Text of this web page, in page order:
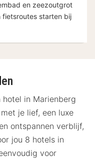
en zeezoutgrot
fietsroutes starten bij
in Marienberg
je lief, een luxe
ontspannen verblijf,
jou 8 hotels in
voor